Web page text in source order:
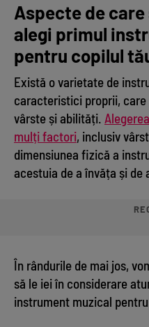
Aspecte de
alegi primul
pentru copilul
Există o varietate de
caracteristici proprii,
vârste și abilități.
mulți factori, inclusiv
dimensiunea fizică a
acestuia de a învăța și de
În rândurile de mai jos,
să le iei în considerare
instrument muzical